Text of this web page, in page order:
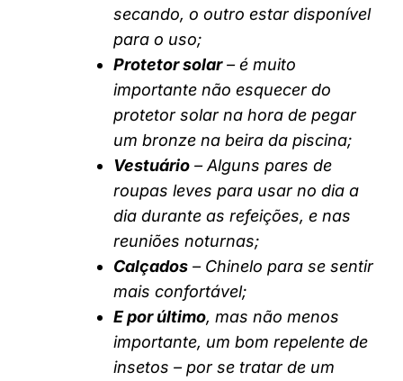
secando, o outro estar disponível
para o uso;
Protetor solar– é muito
importante não esquecer do
protetor solar na hora de pegar
um bronze na beira da piscina;
Vestuário – Alguns pares de
roupas leves para usar no dia a
dia durante as refeições, e nas
reuniões noturnas;
Calçados – Chinelo para se sentir
mais confortável;
E por último, mas não menos
importante, um bom repelente de
insetos – por se tratar de um